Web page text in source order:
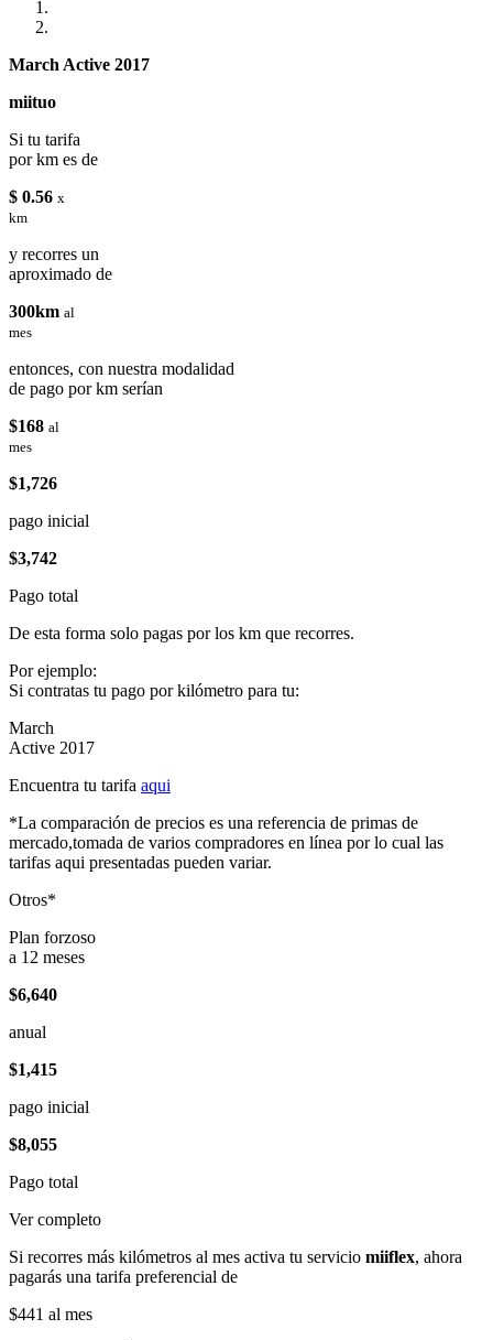
March Active 2017
miituo
Si tu tarifa
por km es de
$ 0.56 x
km
y recorres un
aproximado de
300km al
mes
entonces, con nuestra modalidad
de pago por km serían
$168 al
mes
$1,726
pago inicial
$3,742
Pago total
De esta forma solo pagas por los km que recorres.
Por ejemplo:
Si contratas tu pago por kilómetro para tu:
March
Active 2017
Encuentra tu tarifa aqui
*La comparación de precios es una referencia de primas de
mercado,tomada de varios compradores en línea por lo cual las
tarifas aqui presentadas pueden variar.
Otros*
Plan forzoso
a 12 meses
$6,640
anual
$1,415
pago inicial
$8,055
Pago total
Ver completo
Si recorres más kilómetros al mes activa tu servicio miiflex, ahora
pagarás una tarifa preferencial de
$441 al mes